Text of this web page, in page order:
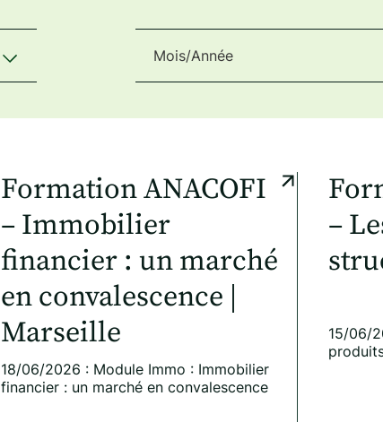
Formation ANACOFI
– Immobilier
financier : un marché
en convalescence |
Marseille
18/06/2026 : Module Immo : Immobilier
financier : un marché en convalescence
–
15/06/